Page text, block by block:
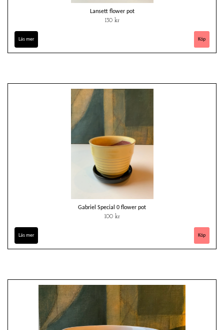
Lansett flower pot
130 kr
Läs mer
Gabriel Special 0 flower pot
100 kr
Läs mer